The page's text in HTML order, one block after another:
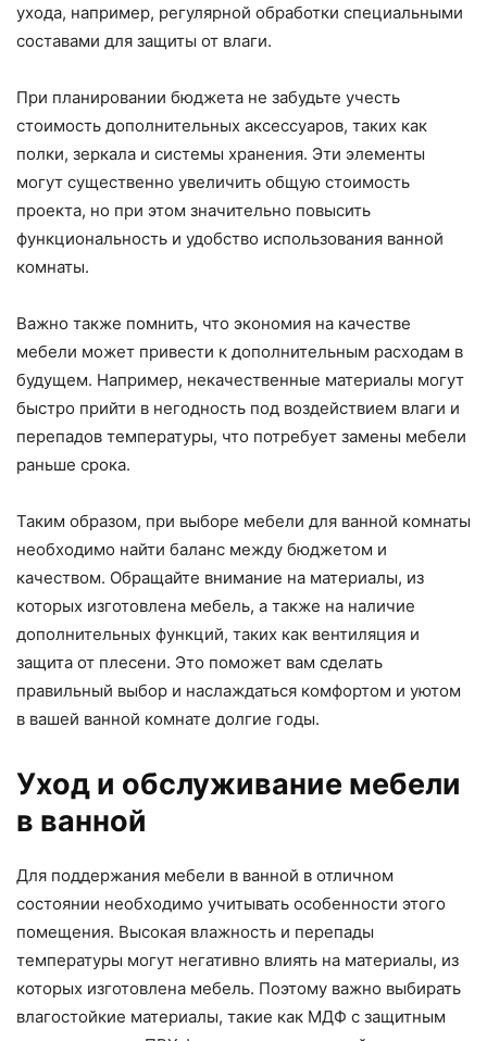
ухода, например, регулярной обработки специальными
составами для защиты от влаги.
При планировании бюджета не забудьте учесть
стоимость дополнительных аксессуаров, таких как
полки, зеркала и системы хранения. Эти элементы
могут существенно увеличить общую стоимость
проекта, но при этом значительно повысить
функциональность и удобство использования ванной
комнаты.
Важно также помнить, что экономия на качестве
мебели может привести к дополнительным расходам в
будущем. Например, некачественные материалы могут
быстро прийти в негодность под воздействием влаги и
перепадов температуры, что потребует замены мебели
раньше срока.
Таким образом, при выборе мебели для ванной комнаты
необходимо найти баланс между бюджетом и
качеством. Обращайте внимание на материалы, из
которых изготовлена мебель, а также на наличие
дополнительных функций, таких как вентиляция и
защита от плесени. Это поможет вам сделать
правильный выбор и наслаждаться комфортом и уютом
в вашей ванной комнате долгие годы.
Уход и обслуживание мебели
в ванной
Для поддержания мебели в ванной в отличном
состоянии необходимо учитывать особенности этого
помещения. Высокая влажность и перепады
температуры могут негативно влиять на материалы, из
которых изготовлена мебель. Поэтому важно выбирать
влагостойкие материалы, такие как МДФ с защитным